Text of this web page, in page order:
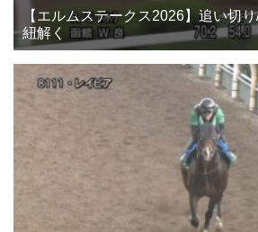
【エルムステークス2026】追い切
紐解く